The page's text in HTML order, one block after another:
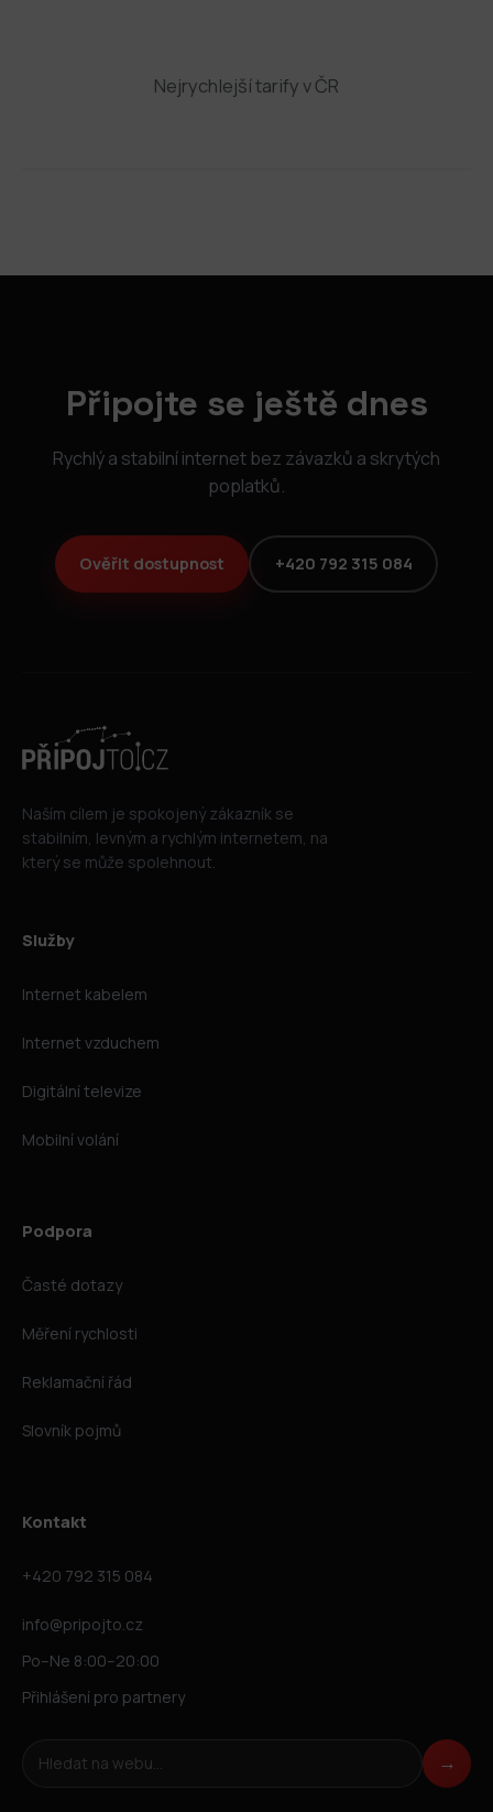
Nejrychlejší tarify v ČR
Připojte se ještě dnes
Rychlý a stabilní internet bez závazků a skrytých
poplatků.
Ověřit dostupnost +420 792 315 084
Naším cílem je spokojený zákazník se
stabilním, levným a rychlým internetem, na
který se může spolehnout.
Služby
Internet kabelem
Internet vzduchem
Digitální televize
Mobilní volání
Podpora
Časté dotazy
Měření rychlosti
Reklamační řád
Slovník pojmů
Kontakt
+420 792 315 084
info@pripojto.cz
Po–Ne 8:00–20:00
Přihlášení pro partnery
Hledat na webu →